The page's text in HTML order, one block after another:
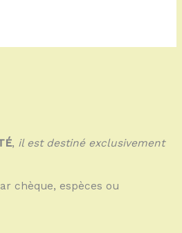
, il est destiné exclusivement
chèque, espèces ou